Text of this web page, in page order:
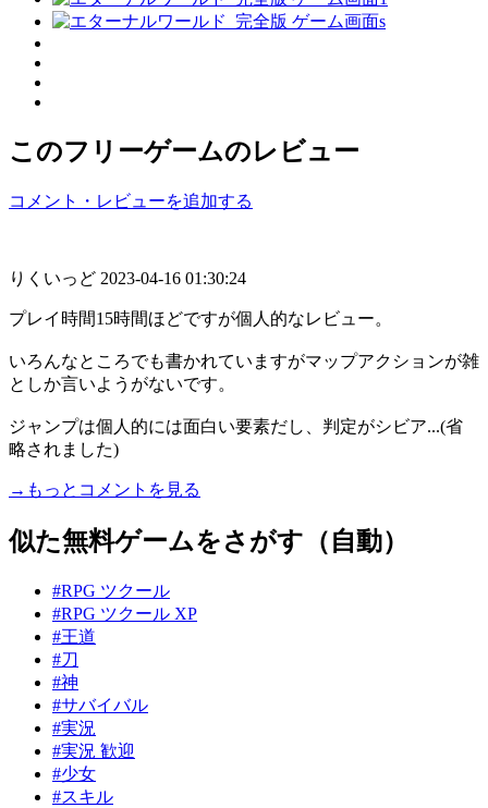
このフリーゲームのレビュー
コメント・レビューを追加する
りくいっど 2023-04-16 01:30:24
プレイ時間15時間ほどですが個人的なレビュー。
いろんなところでも書かれていますがマップアクションが雑
としか言いようがないです。
ジャンプは個人的には面白い要素だし、判定がシビア...(省
略されました)
→もっとコメントを見る
似た無料ゲームをさがす（自動）
#RPG ツクール
#RPG ツクール XP
#王道
#刀
#神
#サバイバル
#実況
#実況 歓迎
#少女
#スキル